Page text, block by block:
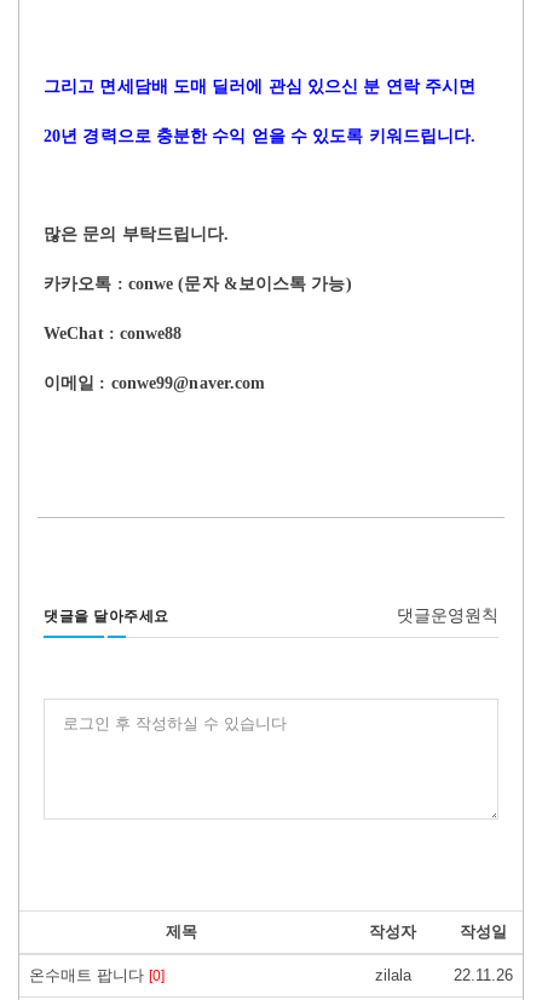
그리고 면세담배 도매 딜러에 관심 있으신 분 연락 주시면
20년 경력으로 충분한 수익 얻을 수 있도록 키워드립니다.
많은 문의 부탁드립니다.
카카오톡 : conwe (문자 & 보이스톡 가능)
WeChat : conwe88
이메일 : conwe99@naver.com
댓글을 달아주세요 댓글운영원칙
로그인 후 작성하실 수 있습니다
제목 작성자 작성일
온수매트 팝니다 [0] zilala 22.11.26